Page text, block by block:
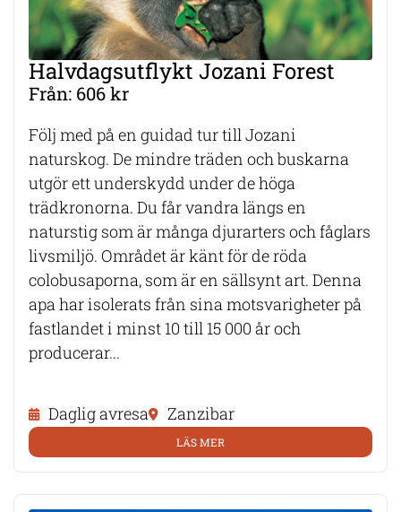
Halvdagsutflykt Jozani Forest
Från: 606 kr
Följ med på en guidad tur till Jozani
naturskog. De mindre träden och buskarna
utgör ett underskydd under de höga
trädkronorna. Du får vandra längs en
naturstig som är många djurarters och fåglars
livsmiljö. Området är känt för de röda
colobusaporna, som är en sällsynt art. Denna
apa har isolerats från sina motsvarigheter på
fastlandet i minst 10 till 15 000 år och
producerar...
Daglig avresa Zanzibar
LÄS MER